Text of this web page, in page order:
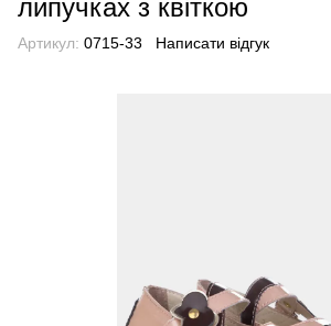
липучках з квіткою
Артикул: 0715-33 Написати відгук